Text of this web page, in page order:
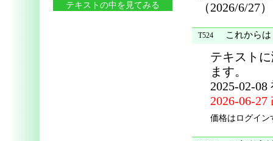
テキストの中を見てみる
（2026/6/27）
T524 これから
テキスト
ます。
2025-02-08
2026-06-27
価格はログイン